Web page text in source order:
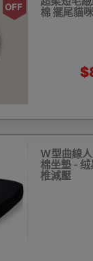
OFF
棉 擺尾貓
W型曲線
棉坐墊 -
椎減壓